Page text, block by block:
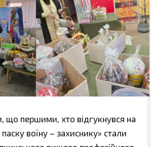
що першими, хто відгукнувся на
воїну – захиснику» стали